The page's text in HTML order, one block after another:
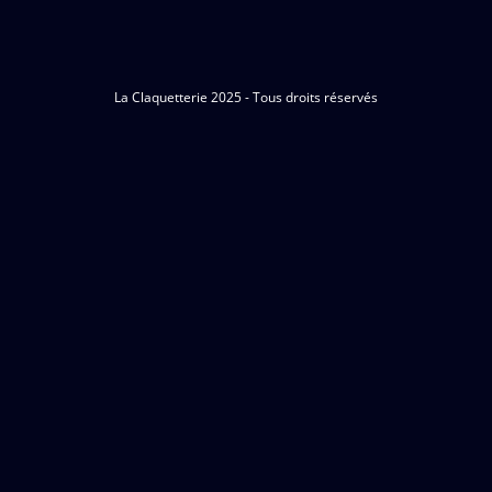
La Claquetterie 2025 - Tous droits réservés